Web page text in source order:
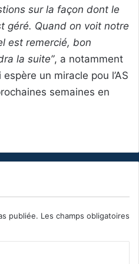
sur la façon dont le
géré. Quand on voit notre
est remercié, bon
la suite”, a notamment
un miracle pou l’AS
semaines en
publiée. Les champs obligatoires